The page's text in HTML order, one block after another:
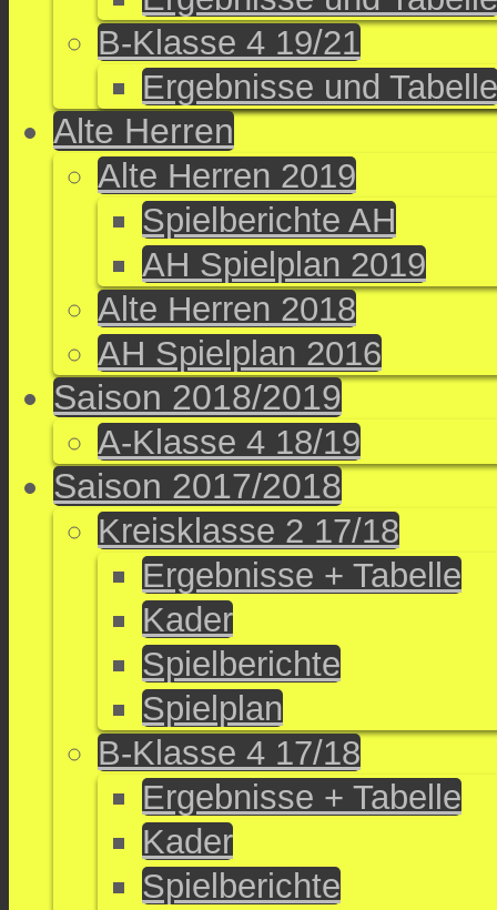
B-Klasse 4 19/21
Ergebnisse und Tabelle
Alte Herren
Alte Herren 2019
Spielberichte AH
AH Spielplan 2019
Alte Herren 2018
AH Spielplan 2016
Saison 2018/2019
A-Klasse 4 18/19
Saison 2017/2018
Kreisklasse 2 17/18
Ergebnisse + Tabelle
Kader
Spielberichte
Spielplan
B-Klasse 4 17/18
Ergebnisse + Tabelle
Kader
Spielberichte